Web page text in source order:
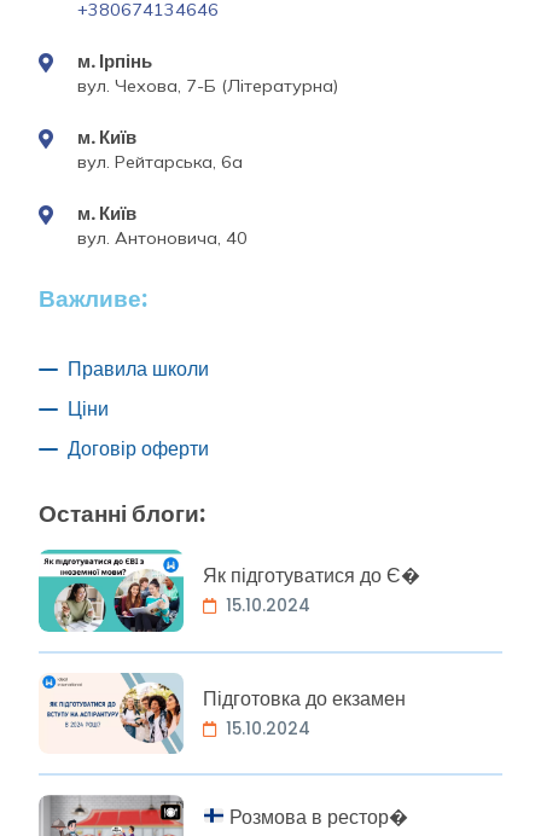
+380674134646
м. Ірпінь
вул. Чехова, 7-Б (Літературна)
м. Київ
вул. Рейтарська, 6а
м. Київ
вул. Антоновича, 40
Важливе:
Правила школи
Ціни
Договір оферти
Останні блоги:
Як підготуватися до Є�
15.10.2024
Підготовка до екзамен
15.10.2024
Розмова в рестор�